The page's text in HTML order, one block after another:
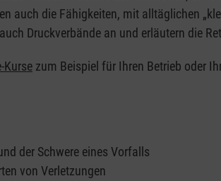
auch die Fähigkeiten, mit alltäglichen
Druckverbände an und erläutern die
Kurse zum Beispiel für Ihren Betrieb oder
der Schwere eines Vorfalls
von Verletzungen